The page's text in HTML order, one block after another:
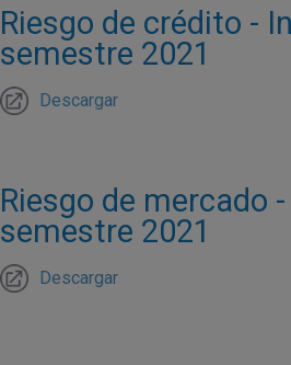
Riesgo de crédito -
semestre 2021
Descargar
Riesgo de mercado
semestre 2021
Descargar